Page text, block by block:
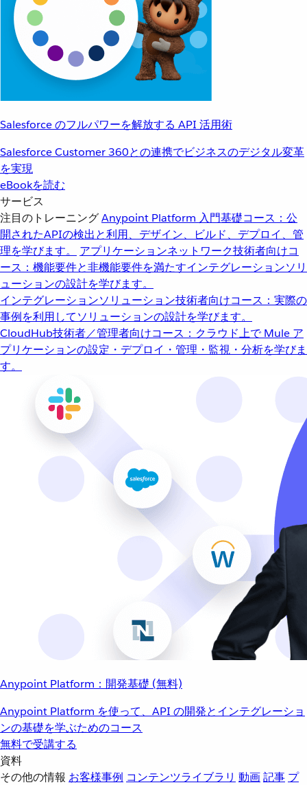
Salesforce のフルパワーを解放する API 活用術
Salesforce Customer 360との連携でビジネスのデジタル変革
を実現
eBookを読む
サービス
注目のトレーニングAnypoint Platform 入門基礎コース：公
開されたAPIの検出と利用、デザイン、ビルド、デプロイ、管
理を学びます。
アプリケーションネットワーク技術者向けコ
ース：機能要件と非機能要件を満たすインテグレーションソリ
ューションの設計を学びます。
インテグレーションソリューション技術者向けコース：実際の
事例を利用してソリューションの設計を学びます。
CloudHub技術者／管理者向けコース：クラウド上で Mule ア
プリケーションの設定・デプロイ・管理・監視・分析を学びま
す。
Anypoint Platform：開発基礎 (無料)
Anypoint Platform を使って、API の開発とインテグレーショ
ンの基礎を学ぶためのコース
無料で受講する
資料
その他の情報 お客様事例 コンテンツライブラリ 動画記事 プ